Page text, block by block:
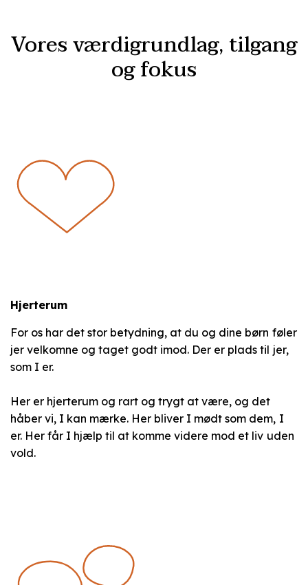
Vores værdigrundlag, tilgang
og fokus
Hjerterum
For os har det stor betydning, at du og dine børn føler
jer velkomne og taget godt imod. Der er plads til jer,
som I er.
Her er hjerterum og rart og trygt at være, og det
håber vi, I kan mærke. Her bliver I mødt som dem, I
er. Her får I hjælp til at komme videre mod et liv uden
vold.